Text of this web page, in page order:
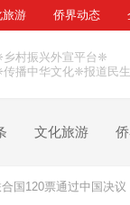
旅游 侨界动态
村振兴外宣平台❈
播中华文化❈报道民
文化旅游
国120票通过中国决